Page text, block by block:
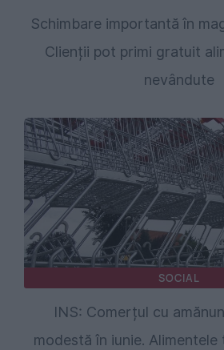
Schimbare importantă în
Clienții pot primi gratuit
nevândute
SOCIAL
INS: Comerțul cu
modestă în iunie.